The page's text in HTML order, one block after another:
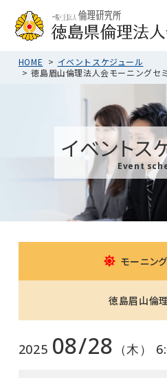
HOME
イベントスケジュール
徳島眉山倫理法人会モーニング
イベントス
Event
モーニン
徳島眉山倫
2025 08/28 （木）